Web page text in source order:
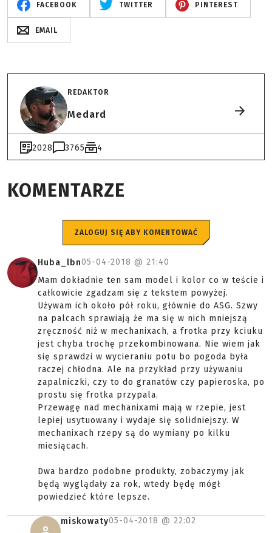
FACEBOOK TWITTER PINTEREST
EMAIL
REDAKTOR
Medard
2028 3765 4
KOMENTARZE
ZALOGUJ SIĘ ABY KOMENTOWAĆ
Huba_lbn05-04-2018 @ 21:40
Mam dokładnie ten sam model i kolor co w teście i
całkowicie zgadzam się z tekstem powyżej.
Używam ich około pół roku, głównie do ASG. Szwy
na palcach sprawiają że ma się w nich mniejszą
zręczność niż w mechanixach, a frotka przy kciuku
jest chyba trochę przekombinowana. Nie wiem jak
się sprawdzi w wycieraniu potu bo pogoda była
raczej chłodna. Ale na przykład przy używaniu
zapalniczki, czy to do granatów czy papieroska, po
prostu się frotka przypala.
Przewagę nad mechanixami mają w rzepie, jest
lepiej usytuowany i wydaje się solidniejszy. W
mechanixach rzepy są do wymiany po kilku
miesiącach.
Dwa bardzo podobne produkty, zobaczymy jak
będą wyglądały za rok, wtedy będę mógł
powiedzieć które lepsze.
miskowaty05-04-2018 @ 22:02